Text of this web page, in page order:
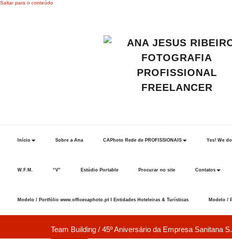
Saltar para o conteúdo
Início Sobre a Ana CAPhoto Rede de PROFISSIONAIS Yes! We
W.F.M. “V” Estúdio Portable Procurar no site Contatos
Modelo / Portfólio www.officecaphoto.pt I Entidades Hoteleiras & Turísticas Modelo /
Team Building / 45º Aniversário da Empresa Sanitana